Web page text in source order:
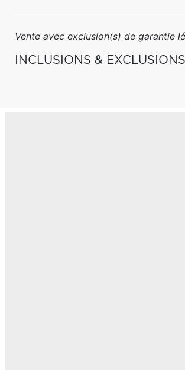
Vente avec exclusion(s) de garantie
INCLUSIONS & EXCLUSIONS